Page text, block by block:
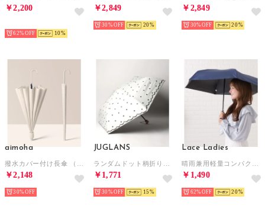
￥2,200
62% 10
￥2,849
30% 20
￥2,849
30% 20
aimoha
￥2,148
30%
JUGLANS
￥1,771
30% 15
Lace Ladies
￥1,490
62% 20